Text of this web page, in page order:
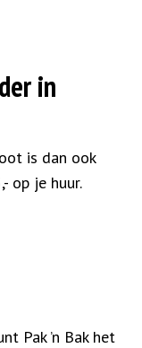
in
is dan ook
op je huur.
Pak ’n Bak het